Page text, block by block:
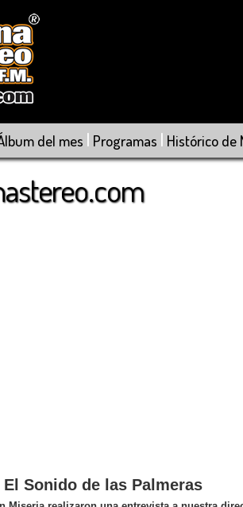
del mes | Programas | Histórico de
Sonido de las Palmeras